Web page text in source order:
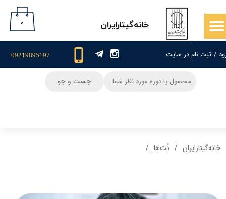
/ ثبت نام در سایت
حساب کاربری من
سفارشات
09219895197
​خانه‌گیتار‌ایران ۰
جست و جو
خانه‌گیتار‌ایران نُت‌ها